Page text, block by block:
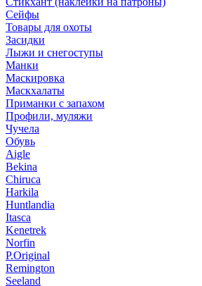
Сейфы
Товары для охоты
Засидки
Лыжи и снегоступы
Манки
Маскировка
Маскхалаты
Приманки с запахом
Профили, муляжи
Чучела
Обувь
Aigle
Bekina
Chiruсa
Harkila
Huntlandia
Itasca
Kenetrek
Norfin
P.Original
Remington
Seeland